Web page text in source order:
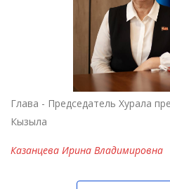
Глава - Председатель Хурала
Кызыла
Казанцева Ирина Владимировна